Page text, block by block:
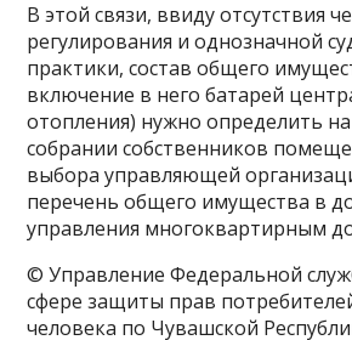
В этой связи, ввиду отсутствия
регулирования и однозначной
практики, состав общего
включение в него батарей
отопления) нужно определить
собрании собственников
выбора управляющей
перечень общего имущества в
управления многоквартирным
© Управление Федеральной
сфере защиты прав
человека по Чувашской